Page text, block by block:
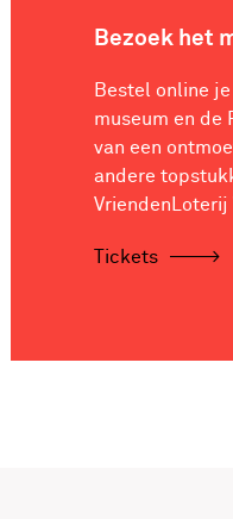
Bezoek het
Bestel online
museum en de
van een
andere
VriendenLoterij
Tickets